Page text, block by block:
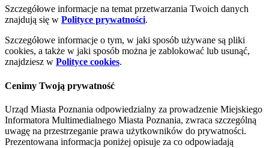
Szczegółowe informacje na temat przetwarzania Twoich danych
znajdują się w Polityce prywatności.
Szczegółowe informacje o tym, w jaki sposób używane są pliki
cookies, a także w jaki sposób można je zablokować lub usunąć,
znajdziesz w Polityce cookies.
Cenimy Twoją prywatność
Urząd Miasta Poznania odpowiedzialny za prowadzenie Miejskiego
Informatora Multimedialnego Miasta Poznania, zwraca szczególną
uwagę na przestrzeganie prawa użytkowników do prywatności.
Prezentowana informacja poniżej opisuje za co odpowiadają